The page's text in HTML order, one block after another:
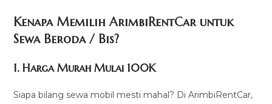
Kenapa Memilih ArimbiRentCar untuk
Sewa Beroda / Bis?
1.Harga Murah Mulai 100K
Siapa bilang sewa mobil mesti mahal? Di ArimbiRentCar,